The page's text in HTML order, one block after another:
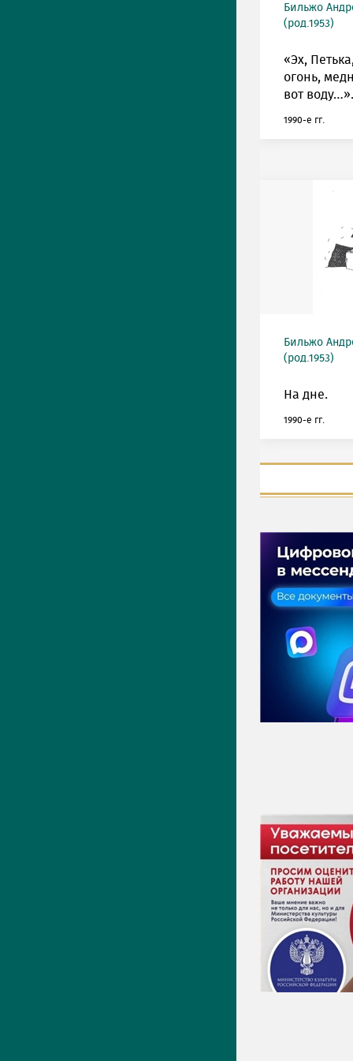
Бильжо
(род.1953)
«Эх,
огонь,
вот воду…».
1990-е гг.
Бильжо
(род.1953)
На дне.
1990-е гг.